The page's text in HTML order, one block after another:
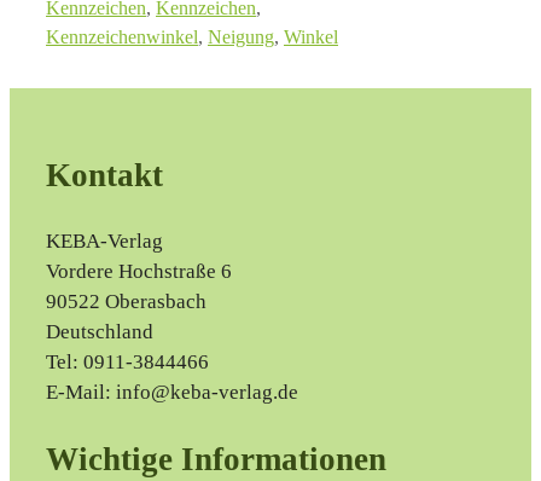
Kennzeichen, Kennzeichen,
Kennzeichenwinkel, Neigung, Winkel
Kontakt
KEBA-Verlag
Vordere Hochstraße 6
90522 Oberasbach
Deutschland
Tel: 0911-3844466
E-Mail: info@keba-verlag.de
Wichtige Informationen